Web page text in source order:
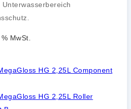
Unterwasserbereich
MwSt.